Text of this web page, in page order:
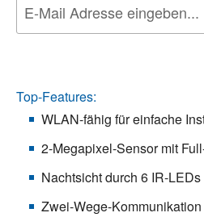
Top-Features:
WLAN-fähig für einfache
2-Megapixel-Sensor mit
Nachtsicht durch 6 IR-
Zwei-Wege-